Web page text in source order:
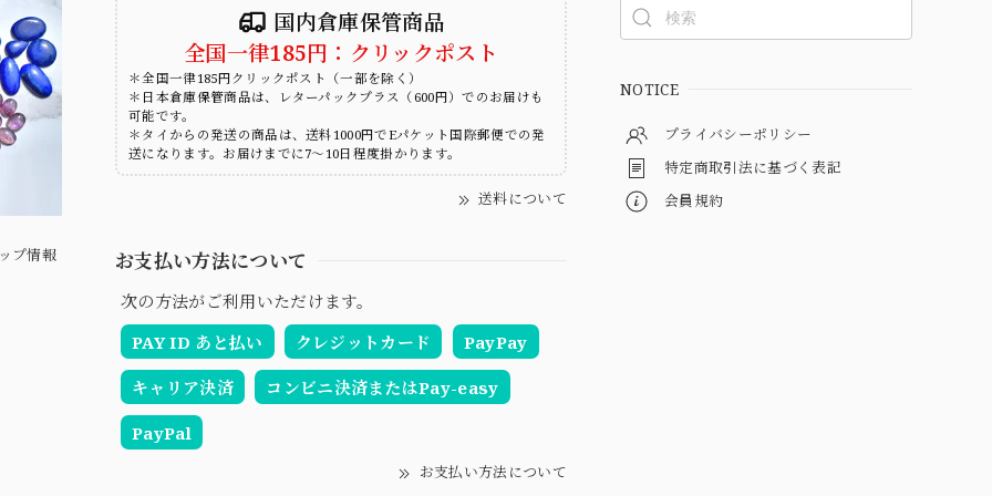
プ情報
国内倉庫保管商品
全国一律185円：クリックポスト
＊全国一律185円クリックポスト（一部を除く）
＊日本倉庫保管商品は、レターパックプラス（600円）でのお届けも
可能です。
＊タイからの発送の商品は、送料1000円でEパケット国際郵便での発
送になります。お届けまでに7～10日程度掛かります。
送料について
お支払い方法について
次の方法がご利用いただけます。
PAY ID あと払い
クレジットカード PayPay
キャリア決済 コンビニ決済またはPay-easy
PayPal
お支払い方法について
NOTICE
プライバシーポリシー
特定商取引法に基づく表記
会員規約